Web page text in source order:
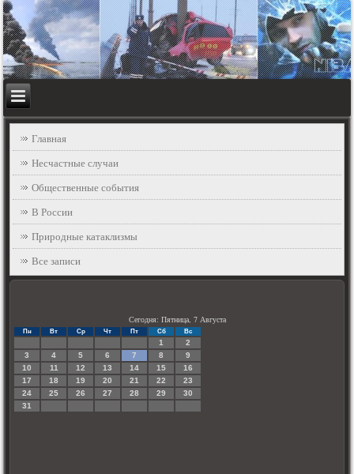
Главная
Несчастные случаи
Общественные события
В России
Природные катаклизмы
Все записи
Сегодня: Пятница, 7 Августа
Пн Вт Ср Чт Пт Сб Вс
1
2
3
4 5 6 7 8
9
10
11 12 13 14 15
16
17
18 19 20 21 22
23
24
25 26 27 28 29
30
31